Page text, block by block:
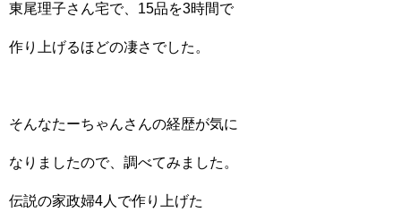
東尾理子さん宅で、15品を3時間で
作り上げるほどの凄さでした。
そんなたーちゃんさんの経歴が気に
なりましたので、調べてみました。
伝説の家政婦4人で作り上げた